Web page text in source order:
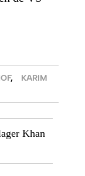
,
KARIM
Khan